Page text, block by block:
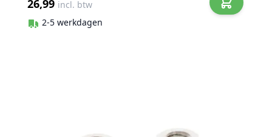
26,99 incl. btw
2-5 werkdagen